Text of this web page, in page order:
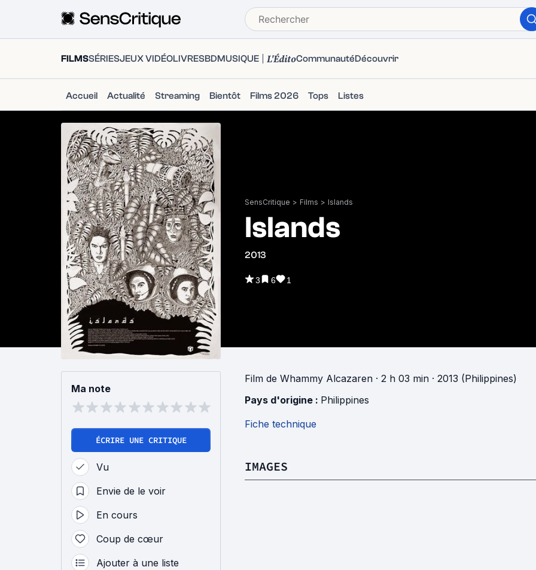
FILMSSÉRIESJEUX VIDÉOLIVRESBDMUSIQUE L'ÉditoCommunautéDécouvrir
Accueil Actualité Streaming Bientôt Films 2026 Tops Listes
SensCritique > Films > Islands
Islands
2013
3 6 1
Ma note
ÉCRIRE UNE CRITIQUE
Vu
Envie de le voir
En cours
Coup de cœur
Ajouter à une liste
Film de Whammy Alcazaren · 2 h 03 min · 2013 (Philippines)
Pays d'origine : Philippines
Fiche technique
IMAGES